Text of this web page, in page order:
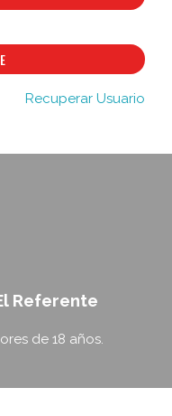
Recuperar Usuario
Referente
de 18 años.